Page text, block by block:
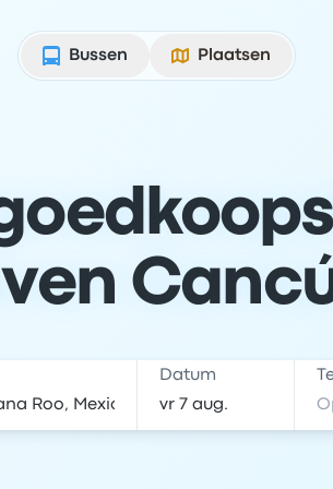
Bussen
Plaatsen
Datum